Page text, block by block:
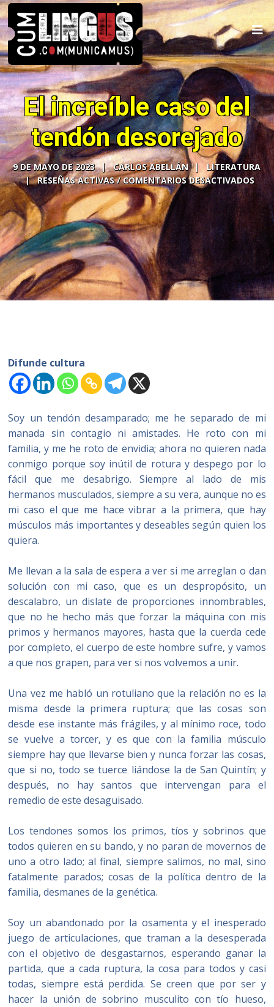
El increíble caso del
tendón desorejado
9 DE MAYO DE 2023 CARLOS ABELLÁN
LITERATURA
COMENTARIOS DESACTIVADOS
Difunde cultura
Soy un tendón desamparado; me he separado de mi
manada sin contagio ni amistades. He roto con mi
familia, y me he roto de envidia; ahora no quieren nada
conmigo porque soy inútil de rotura y despego por lo
fácil que me desabrigo. Siempre al lado de mis
hermanos musculados, siempre a su vera, aunque no es
mi caso el que me hace vibrar a la primera, que hay
músculos más importantes y deseables según quien los
quiera.
Me llevan a la sala de espera a ver si me arreglan o dan
solución con mi caso, que es un despropósito, un
descalabro, un dislate de proporciones innombrables,
que no he hecho más que forzar la máquina con mis
primos y hermanos mayores, hasta que la cuerda cede
por completo, el cuerpo de este hombre sufre, y vamos
a que nos grapen, para ver si nos volvemos a unir.
Una vez me habló un rotuliano que la relación no es la
misma desde la primera ruptura; que las cosas son
desde ese instante más frágiles, y al mínimo roce, todo
se vuelve a torcer, y es que con la familia músculo
siempre hay que llevarse bien y nunca forzar las cosas,
que si no, todo se tuerce liándose la de San Quintín; y
después, no hay santos que intervengan para el
remedio de este desaguisado.
Los tendones somos los primos, tíos y sobrinos que
todos quieren en su bando, y no paran de movernos de
uno a otro lado; al final, siempre salimos, no mal, sino
fatalmente parados; cosas de la política dentro de la
familia, desmanes de la genética.
Soy un abandonado por la osamenta y el inesperado
juego de articulaciones, que traman a la desesperada
con el objetivo de desgastarnos, esperando ganar la
partida, que a cada ruptura, la cosa para todos y casi
todas, siempre está perdida. Se creen que por ser y
hacer la unión de sobrino musculito con tío hueso,